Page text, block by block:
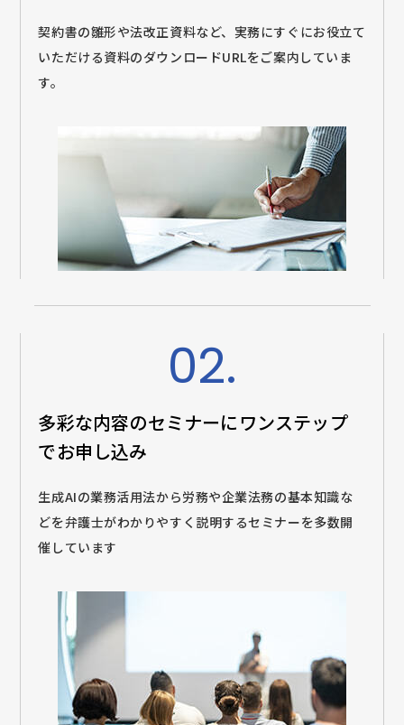
契約書の雛形や法改正資料など、実務にすぐにお役立て
いただける資料のダウンロードURLをご案内していま
す。
02.
多彩な内容のセミナーにワンステップ
でお申し込み
生成AIの業務活用法から労務や企業法務の基本知識な
どを弁護士がわかりやすく説明するセミナーを多数開
催しています